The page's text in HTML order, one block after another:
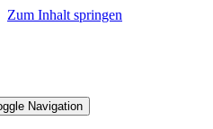
Zum Inhalt springen
Navigation